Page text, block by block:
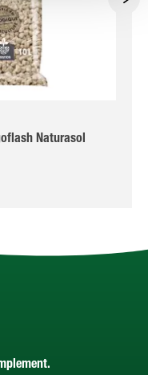
Naturasol